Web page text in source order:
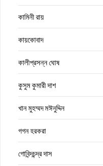
কামিনী রায়
কায়কোবাদ
কালীপ্রসন্ন ঘোষ
কুসুম কুমারী দাশ
খান মুহম্মদ মঈনুদ্দিন
গগন হরকরা
গোবিন্দচন্দ্র দাস